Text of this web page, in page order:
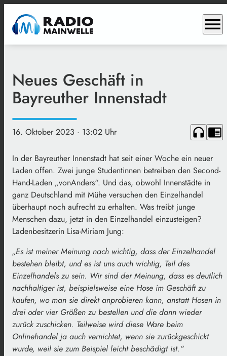
menu
Neues Geschäft in
Bayreuther Innenstadt
16. Oktober 2023 · 13:02 Uhr headphones chrome_reader_mode
In der Bayreuther Innenstadt hat seit einer Woche ein neuer
Laden offen. Zwei junge Studentinnen betreiben den Second-
Hand-Laden „vonAnders“. Und das, obwohl Innenstädte in
ganz Deutschland mit Mühe versuchen den Einzelhandel
überhaupt noch aufrecht zu erhalten. Was treibt junge
Menschen dazu, jetzt in den Einzelhandel einzusteigen?
Ladenbesitzerin Lisa-Miriam Jung:
„Es ist meiner Meinung nach wichtig, dass der Einzelhandel
bestehen bleibt, und es ist uns auch wichtig, Teil des
Einzelhandels zu sein. Wir sind der Meinung, dass es deutlich
nachhaltiger ist, beispielsweise eine Hose im Geschäft zu
kaufen, wo man sie direkt anprobieren kann, anstatt Hosen in
drei oder vier Größen zu bestellen und die dann wieder
zurück zuschicken. Teilweise wird diese Ware beim
Onlinehandel ja auch vernichtet, wenn sie zurückgeschickt
wurde, weil sie zum Beispiel leicht beschädigt ist.“